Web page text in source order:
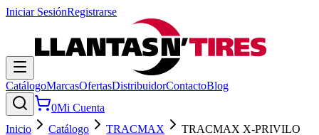
Iniciar SesiónRegistrarse
CatálogoMarcasOfertasDistribuidorContactoBlog
0Mi Cuenta
Inicio
Catálogo TRACMAX
TRACMAX X-PRIVILO